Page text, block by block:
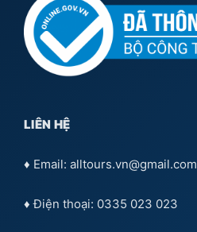
LIÊN HỆ
♦ Email: alltours.vn@gmail.com
♦ Điện thoại: 0335 023 023